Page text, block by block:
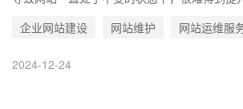
的高端网站充分发挥作用，企业就应该物尽其
来。所以很多专业的高端网站公司，特意推出
企业网站建设 网站维护 网站运维服
2024-12-24